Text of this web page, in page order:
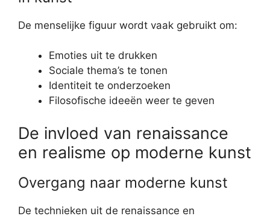
De menselijke figuur wordt vaak gebruikt om:
Emoties uit te drukken
Sociale thema’s te tonen
Identiteit te onderzoeken
Filosofische ideeën weer te geven
De invloed van renaissance
en realisme op moderne kunst
Overgang naar moderne kunst
De technieken uit de renaissance en